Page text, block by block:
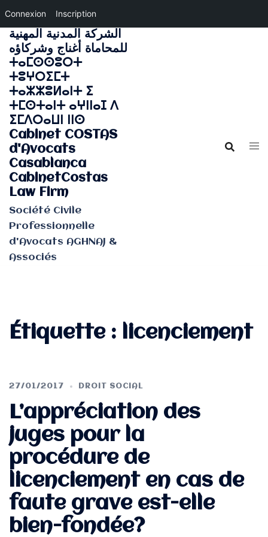
Connexion Inscription
Aller
au
contenu
الشركة المدنية المهنية
للمحاماة أغناج وشركاؤه
ⵜⴰⵎⵙⵙⵓⵔⵜ
ⵜⵓⵖⵔⵉⵎⵜ
ⵜⴰⵣⵣⵓⵍⴰⵏⵜ ⵉ
ⵜⵎⵙⵜⴰⵏⵜ ⴰⵖⵏⵏⴰⵊ ⴷ
ⵉⵎⴷⵔⴰⵡⵏ ⵏⵏⵙ
Cabinet COSTAS
d'Avocats
Casablanca
CabinetCostas
Law Firm
Société Civile
Professionnelle
d'Avocats AGHNAJ &
Associés
Étiquette : licenciement
27/01/2017 DROIT SOCIAL
L’appréciation des
juges pour la
procédure de
licenciement en cas de
faute grave est-elle
bien-fondée?